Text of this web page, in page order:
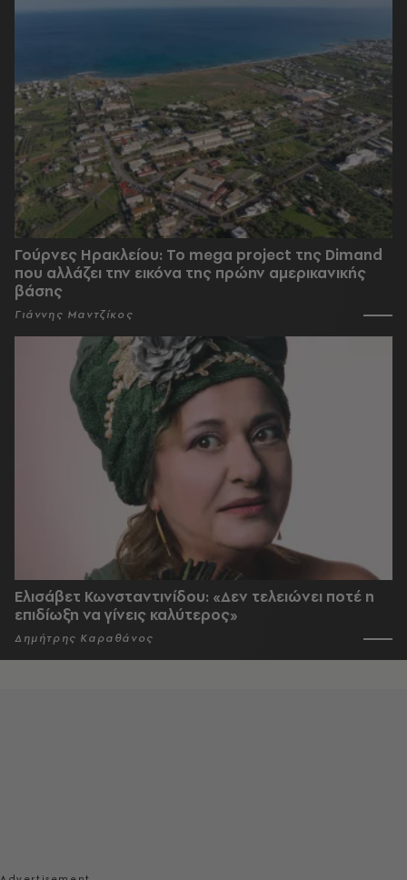
Γούρνες Ηρακλείου: To mega project της Dimand
που αλλάζει την εικόνα της πρώην αμερικανικής
βάσης
Γιάννης Μαντζίκος
Ελισάβετ Κωνσταντινίδου: «Δεν τελειώνει ποτέ η
επιδίωξη να γίνεις καλύτερος»
Δημήτρης Καραθάνος